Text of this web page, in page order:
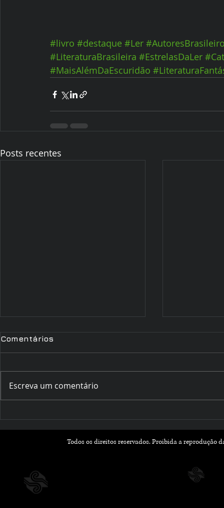
#livro #destaque #Ler
#LiteraturaBrasileira #EstrelasDaLer
#MaisAlémDaEscuridão
Posts recentes
Leves e Apaixonantes
para a Nova Estação
Inspiram
Comentários
Escreva um comentário
Todos os direitos reservados. Proibida a reprodução